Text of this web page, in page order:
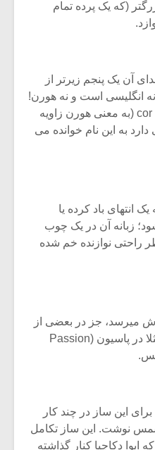
(که یک پرده تمام
آن یک پنجم زیرتر از
انگلیسی است و نه هورن!
این نام تحریفی است ازcor angle (به معنی هورن زاویه
به این نام خوانده می
انتهای باد کرده یا
زبانه آن در یک چوب
راحتی نوازنده خم شده
میرسد، جز در بعضی از
کارهای یوهان سباستین باخ مثلا در پاسیون (Passion
این ساز در چند کار
نوشت. این ساز تکامل
ابوا دکاچیا کنار گذاشته